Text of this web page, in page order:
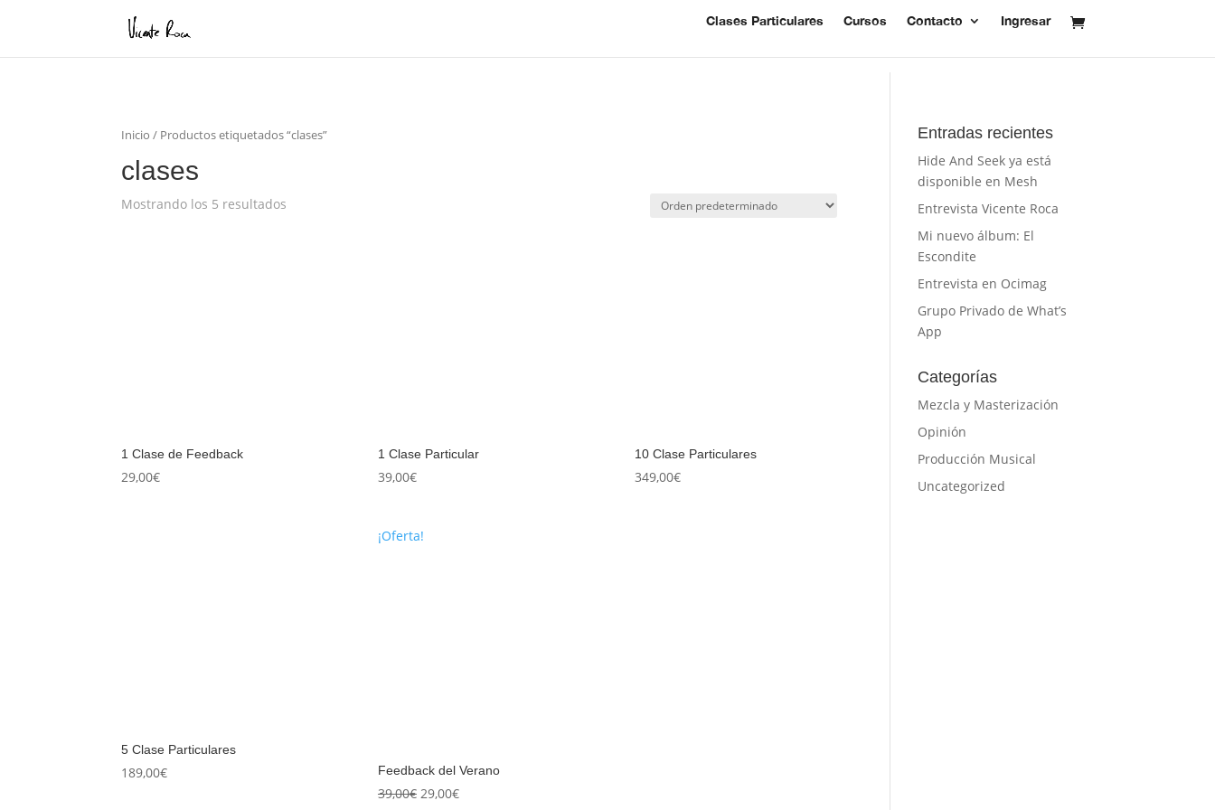
Clases Particulares Cursos Contacto Ingresar
Inicio / Productos etiquetados “clases”
clases
Mostrando los 5 resultados
1 Clase de Feedback
29,00€
1 Clase Particular
39,00€
10 Clase Particulares
349,00€
5 Clase Particulares
189,00€
¡Oferta!
Feedback del Verano
39,00€ El
29,00€El
Entradas recientes
Hide And Seek ya está
disponible en Mesh
Entrevista Vicente Roca
Mi nuevo álbum: El
Escondite
Entrevista en Ocimag
Grupo Privado de What’s
App
Categorías
Mezcla y Masterización
Opinión
Producción Musical
Uncategorized